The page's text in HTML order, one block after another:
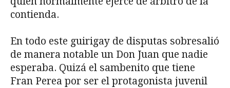
contienda.
En todo este guirigay de disputas sobresalió
de manera notable un Don Juan que nadie
esperaba. Quizá el sambenito que tiene
Fran Perea por ser el protagonista juvenil